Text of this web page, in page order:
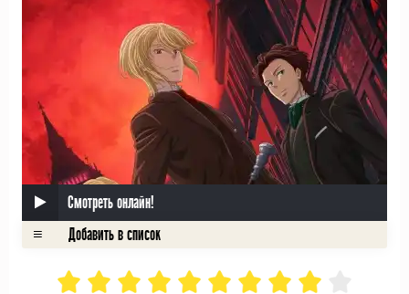
Смотреть онлайн!